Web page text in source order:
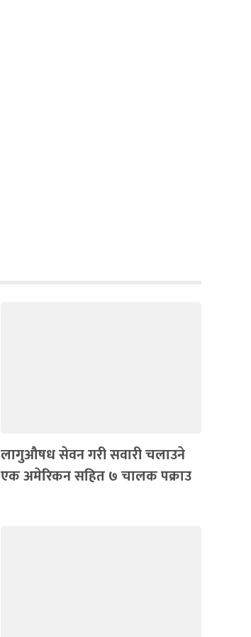
लागुऔषध सेवन गरी सवारी चलाउने
एक अमेरिकन सहित ७ चालक पक्राउ